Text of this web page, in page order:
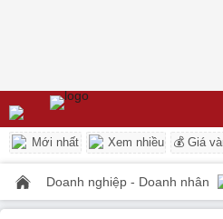
Mới nhất Xem nhiều 💰 Giá
Doanh nghiệp - Doanh nhân